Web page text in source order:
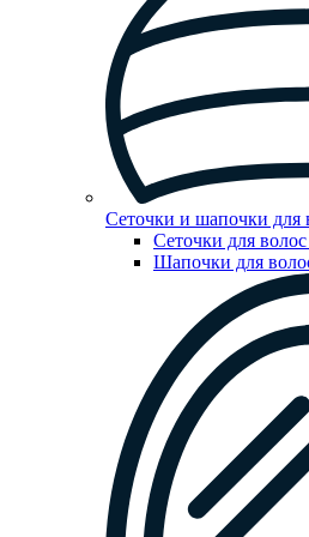
Сеточки и шапочки для
Сеточки для
Шапочки для